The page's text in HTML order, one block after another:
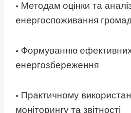
• Методам оцінки та
енергоспоживання
• Формуванню
енергозбереження
• Практичному
моніторингу та звітності